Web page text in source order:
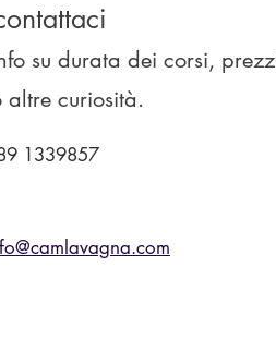
1339857
su durata dei corsi,
curiosità.